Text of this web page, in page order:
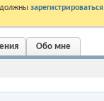
зарегистрироваться
Обо мне